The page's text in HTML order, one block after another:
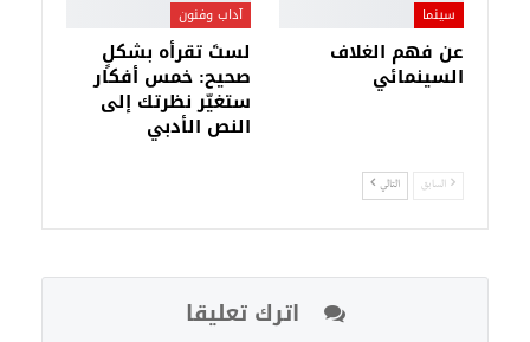
سينما
عن فهم الغلاف
السينمائي
آداب وفنون
لستَ تقرأه بشكلٍ
صحيح: خمس أفكار
ستغيّر نظرتك إلى
النص الأدبي
السابق التالي
اترك تعليقا